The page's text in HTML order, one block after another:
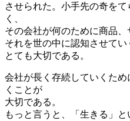
させられた。小手先の奇を
く、
その会社が何のために商品
それを世の中に認知させて
とても大切である。
会社が長く存続していくた
くことが
大切である。
もっと言うと、「生きる」